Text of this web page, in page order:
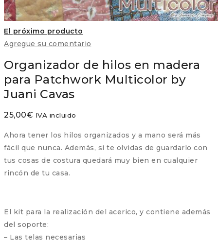
El próximo producto
Agregue su comentario
Organizador de hilos en madera
para Patchwork Multicolor by
Juani Cavas
25,00€ IVA incluido
Ahora tener los hilos organizados y a mano será más
fácil que nunca. Además, si te olvidas de guardarlo con
tus cosas de costura quedará muy bien en cualquier
rincón de tu casa.
El kit para la realización del acerico, y contiene además
del soporte:
– Las telas necesarias